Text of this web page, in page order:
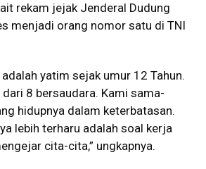
rekam jejak Jenderal Dudung
menjadi orang nomor satu di TNI
yatim sejak umur 12 Tahun.
dari 8 bersaudara. Kami sama-
hidupnya dalam keterbatasan.
lebih terharu adalah soal kerja
cita-cita,” ungkapnya.